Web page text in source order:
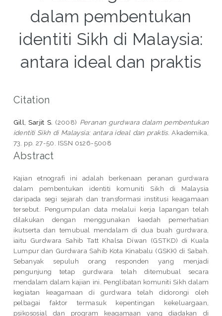
dalam pembentukan
identiti Sikh di Malaysia:
antara ideal dan praktis
Citation
Gill, Sarjit S. (2008) Peranan gurdwara dalam pembentukan
identiti Sikh di Malaysia: antara ideal dan praktis. Akademika,
73. pp. 27-50. ISSN 0126-5008
Abstract
Kajian etnografi ini adalah berkenaan peranan gurdwara
dalam pembentukan identiti komuniti Sikh di Malaysia
daripada segi sejarah dan transformasi institusi keagamaan
tersebut. Pengumpulan data melalui kerja lapangan telah
dilakukan dengan menggunakan kaedah pemerhatian
ikutserta dan temubual mendalam di dua buah gurdwara,
iaitu Gurdwara Sahib Tatt Khalsa Diwan (GSTKD) di Kuala
Lumpur dan Gurdwara Sahib Kota Kinabalu (GSKK) di Sabah.
Sebanyak sepuluh orang responden yang menjadi
pengunjung tetap gurdwara telah ditemubual secara
mendalam dalam kajian ini. Penglibatan komuniti Sikh dalam
kegiatan keagamaan di gurdwara telah didorongi oleh
pelbagai faktor termasuk kepentingan kekeluargaan,
psikososial dan program keagamaan yang diadakan di